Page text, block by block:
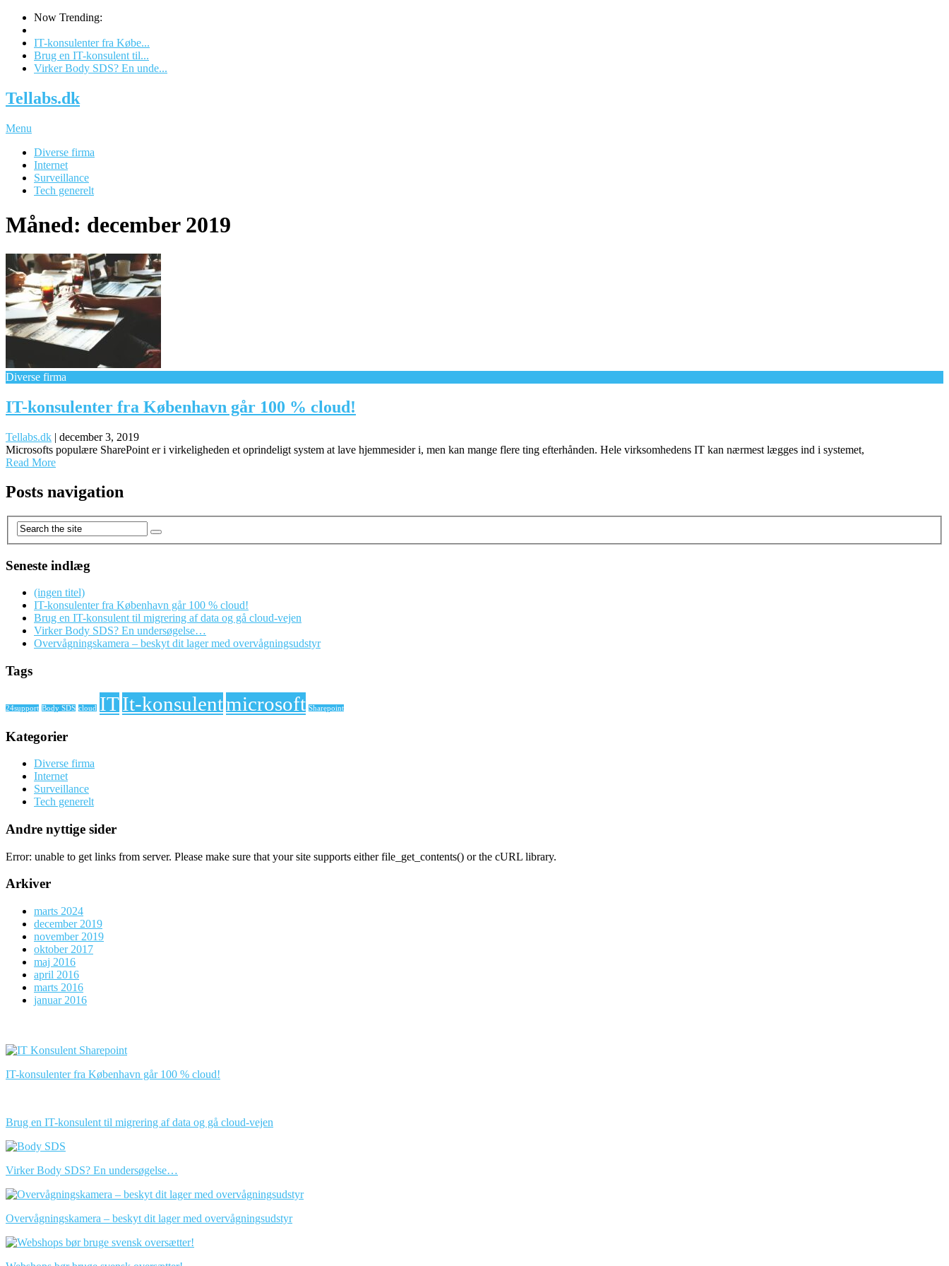
Now Trending:
IT-konsulenter fra Købe...
Brug en IT-konsulent til...
Virker Body SDS? En unde...
Tellabs.dk
Menu
Diverse firma
Internet
Surveillance
Tech generelt
Måned: december 2019
Diverse firma
IT-konsulenter fra København går 100 % cloud!
Tellabs.dk | december 3, 2019
Microsofts populære SharePoint er i virkeligheden et oprindeligt system at lave hjemmesider i, men kan mange flere ting efterhånden. Hele virksomhedens IT kan nærmest lægges ind i systemet,
Read More
Posts navigation
Seneste indlæg
(ingen titel)
IT-konsulenter fra København går 100 % cloud!
Brug en IT-konsulent til migrering af data og gå cloud-vejen
Virker Body SDS? En undersøgelse…
Overvågningskamera – beskyt dit lager med overvågningsudstyr
Tags
24support Body SDS cloud ITIt-konsulentmicrosoft Sharepoint
Kategorier
Diverse firma
Internet
Surveillance
Tech generelt
Andre nyttige sider
Error: unable to get links from server. Please make sure that your site supports either file_get_contents() or the cURL library.
Arkiver
marts 2024
december 2019
november 2019
oktober 2017
maj 2016
april 2016
marts 2016
januar 2016
IT-konsulenter fra København går 100 % cloud!
Brug en IT-konsulent til migrering af data og gå cloud-vejen
Virker Body SDS? En undersøgelse…
Overvågningskamera – beskyt dit lager med overvågningsudstyr